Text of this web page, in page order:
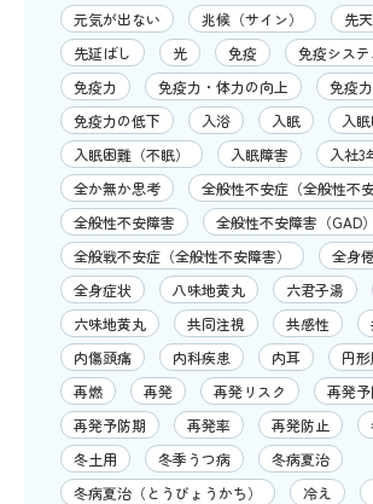
元気が出ない 兆候（サイン）
先
先延ばし
光 免疫
免疫システ
免疫力
免疫力・体力の向上
免疫
免疫力の低下
入浴 入眠
入
入眠困難（不眠）
入眠障害
入社3
全か無か思考
全般性不安症（全般性不
全般性不安障害
全般性不安障害（GAD）
全般戦不安症（全般性不安障害）
全身
全身症状
八味地黄丸 六君子湯
六味地黄丸
共同注視 共感性
内傷頭痛
内科疾患 内耳
円
再燃
再発 再発リスク
再発予
再発予防期
再発率 再発防止
冬土用
冬季うつ病
冬病夏治
冬病夏治（とうびょうかち）
冷え